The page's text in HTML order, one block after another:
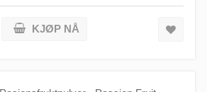
KJØP NÅ